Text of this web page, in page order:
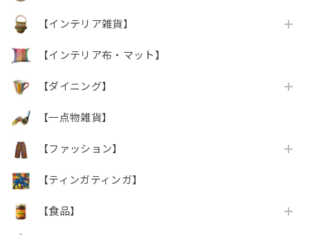
【インテリア雑貨】
【インテリア布・マット】
【ダイニング】
【一点物雑貨】
【ファッション】
【ティンガティンガ】
【食品】